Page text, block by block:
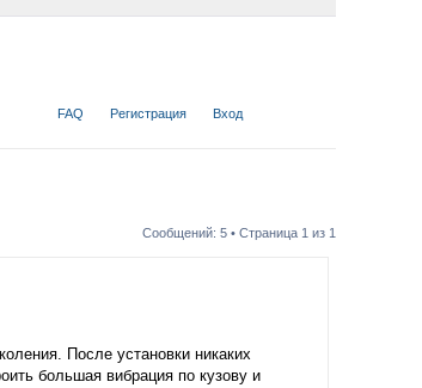
FAQ Регистрация Вход
Сообщений: 5 • Страница 1 из 1
После установки никаких
большая вибрация по кузову и